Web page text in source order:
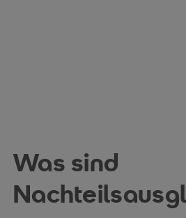
Was sind